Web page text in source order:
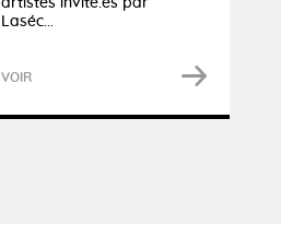
artistes invité.es par
Laséc...
VOIR